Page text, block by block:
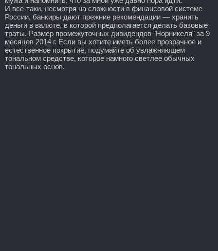
И все-таки, несмотря на сложности в финансовой системе
России, банкиры дают прежние рекомендации — хранить
деньги в валюте, в которой предполагается делать базовые
траты. Размер промежуточных дивидендов "Норникеля" за 9
месяцев 2014 г. Если вы хотите иметь более прозрачное и
естественное покрытие, подумайте об увлажняющем
тональном средстве, которое намного светлее обычных
тональных основ.